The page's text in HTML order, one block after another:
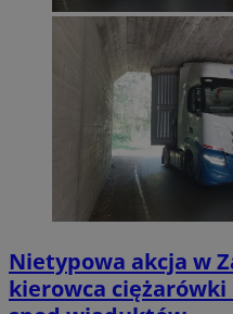
Nietypowa akcja w
kierowca ciężarówki